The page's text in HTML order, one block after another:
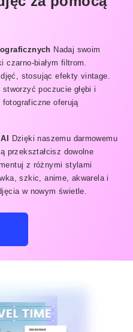
Nadaj swoim
czarno-białym filtrom.
stosując efekty vintage.
poczucie głębi i
oferują
Dzięki naszemu darmowemu
przekształcisz dowolne
z różnymi stylami
szkic, anime, akwarela i
w nowym świetle.